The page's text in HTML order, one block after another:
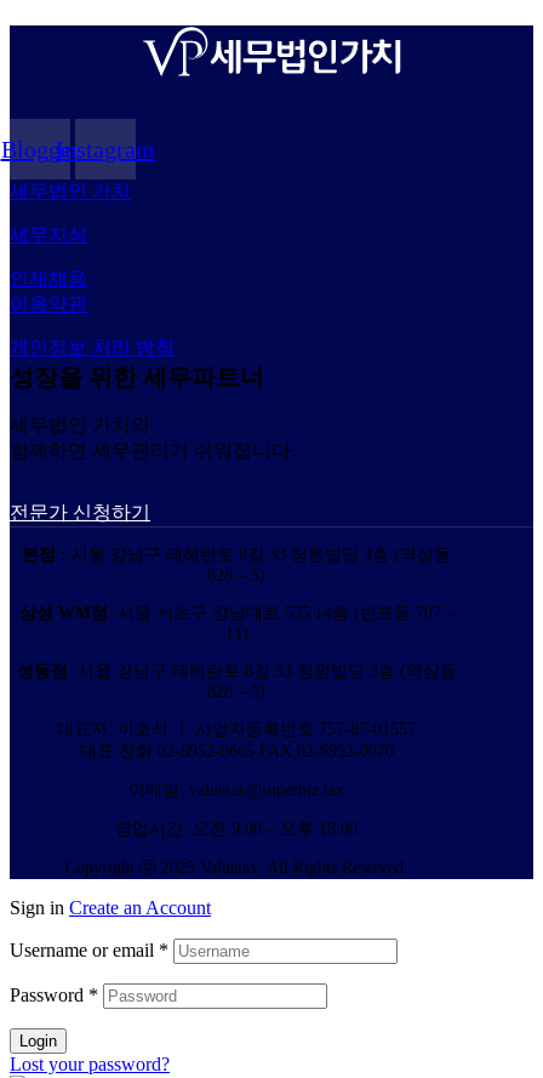
BloggerInstagram
세무법인 가치
세무지식
인재채용
이용약관
개인정보 처리 방침
성장을 위한 세무파트너
세무법인 가치와
함께하면 세무관리가 쉬워집니다.
전문가 신청하기
본점 : 서울 강남구 테헤란로 8길 33 청원빌딩 3층 (역삼동
828 – 5)
삼성 WM점 : 서울 서초구 강남대로 535 14층 (반포동 707 –
11)
성동점 : 서울 강남구 테헤란로 8길 33 청원빌딩 3층 (역삼동
828 – 5)
대표자: 이호석 ㅣ 사업자등록번호 757-87-01557
대표 전화 02-6952-0665 FAX 02-6952-0070
이메일: valuetax@superbiz.tax
영업시간: 오전 9:00 – 오후 18:00
Copyright ⓒ 2025 Valuetax. All Rights Reserved.
Sign in Create an Account
Username or email *
Password *
Login
Lost your password?